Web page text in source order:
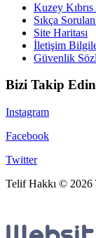
Kuzey
Sıkça
Site Haritası
İletişim
Güvenlik
Bizi Takip Edin
Instagram
Facebook
Twitter
Telif Hakkı © 2026